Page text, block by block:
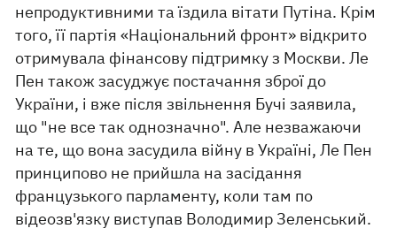
непродуктивними та їздила вітати Путіна. Крім
того, її партія «Національний фронт» відкрито
отримувала фінансову підтримку з Москви. Ле
Пен також засуджує постачання зброї до
України, і вже після звільнення Бучі заявила,
що "не все так однозначно". Але незважаючи
на те, що вона засудила війну в Україні, Ле Пен
принципово не прийшла на засідання
французького парламенту, коли там по
відеозв'язку виступав Володимир Зеленський.